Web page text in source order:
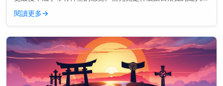
——為什麼它們似乎能觸動我們內心深處的某些東西？ 主要見
解： 日落之所以美...
閱讀更多→